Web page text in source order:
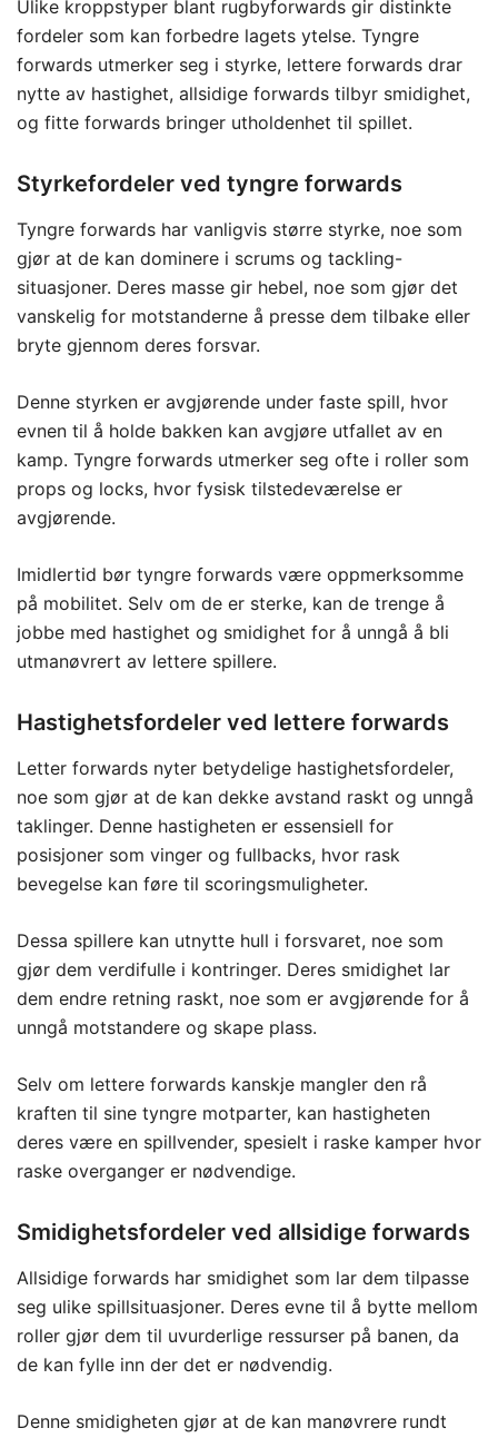
Ulike kroppstyper blant rugbyforwards gir distinkte
fordeler som kan forbedre lagets ytelse. Tyngre
forwards utmerker seg i styrke, lettere forwards drar
nytte av hastighet, allsidige forwards tilbyr smidighet,
og fitte forwards bringer utholdenhet til spillet.
Styrkefordeler ved tyngre forwards
Tyngre forwards har vanligvis større styrke, noe som
gjør at de kan dominere i scrums og tackling-
situasjoner. Deres masse gir hebel, noe som gjør det
vanskelig for motstanderne å presse dem tilbake eller
bryte gjennom deres forsvar.
Denne styrken er avgjørende under faste spill, hvor
evnen til å holde bakken kan avgjøre utfallet av en
kamp. Tyngre forwards utmerker seg ofte i roller som
props og locks, hvor fysisk tilstedeværelse er
avgjørende.
Imidlertid bør tyngre forwards være oppmerksomme
på mobilitet. Selv om de er sterke, kan de trenge å
jobbe med hastighet og smidighet for å unngå å bli
utmanøvrert av lettere spillere.
Hastighetsfordeler ved lettere forwards
Letter forwards nyter betydelige hastighetsfordeler,
noe som gjør at de kan dekke avstand raskt og unngå
taklinger. Denne hastigheten er essensiell for
posisjoner som vinger og fullbacks, hvor rask
bevegelse kan føre til scoringsmuligheter.
Dessa spillere kan utnytte hull i forsvaret, noe som
gjør dem verdifulle i kontringer. Deres smidighet lar
dem endre retning raskt, noe som er avgjørende for å
unngå motstandere og skape plass.
Selv om lettere forwards kanskje mangler den rå
kraften til sine tyngre motparter, kan hastigheten
deres være en spillvender, spesielt i raske kamper hvor
raske overganger er nødvendige.
Smidighetsfordeler ved allsidige forwards
Allsidige forwards har smidighet som lar dem tilpasse
seg ulike spillsituasjoner. Deres evne til å bytte mellom
roller gjør dem til uvurderlige ressurser på banen, da
de kan fylle inn der det er nødvendig.
Denne smidigheten gjør at de kan manøvrere rundt